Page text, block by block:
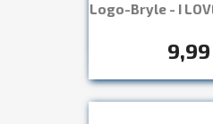
Logo-Bryle - I
9,99
Szybki